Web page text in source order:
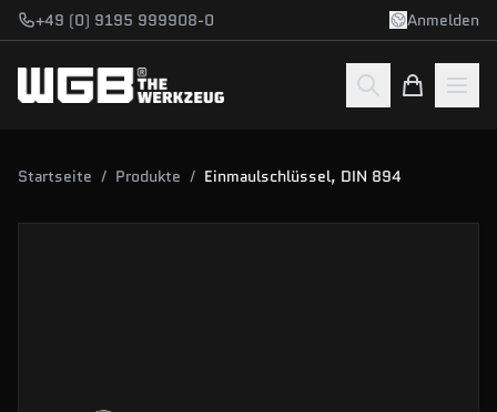
Zum Hauptinhalt springen
+49 (0) 9195 999908-0 Anmelden
Startseite / Produkte / Einmaulschlüssel, DIN 894